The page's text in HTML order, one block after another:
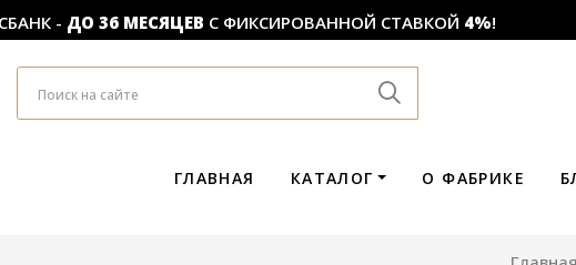
-ДО 36 МЕСЯЦЕВС ФИКСИРОВАННОЙ СТАВКОЙ4%!
ГЛАВНАЯ КАТАЛОГ О ФАБРИКЕ